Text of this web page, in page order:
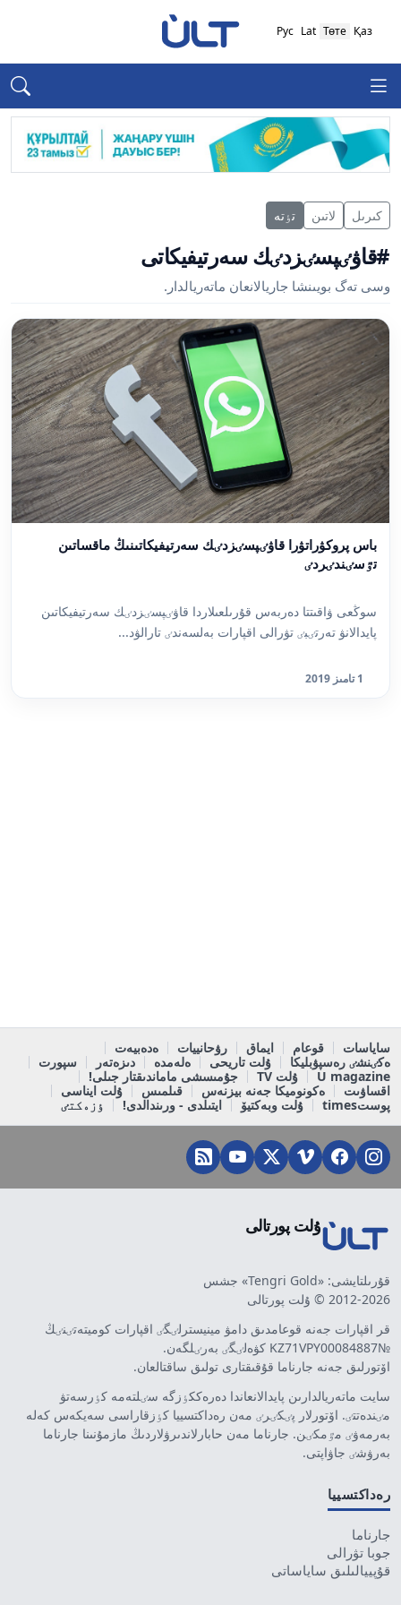
Қаз
Төте
Lat
Рус
كىرىل لاتىن تٶتە
#قاۋٸپسٸزدٸك سەرتيفيكاتى
وسى تەگ بويىنشا جاريالانعان ماتەريالدار.
باس پروكۋراتۋرا قاۋٸپسٸزدٸك سەرتيفيكاتىنىڭ ماقساتىن
تٷسٸندٸردٸ
سوڭعى ۋاقىتتا دەربەس قۇرىلعىلاردا قاۋٸپسٸزدٸك سەرتيفيكاتىن
پايدالانۋ تەرتٸبٸ تۋرالى اقپارات بەلسەندٸ تارالۋد...
1 تامىز 2019
ساياسات قوعام ايماق رۋحانييات
ەدەبيەت
ەكٸنشٸ رەسپۋبليكا
ۇلت تاريحى ەلەمدە دىزەتەر
سپورت
U magazine
ۇلت TV
جۇمىسشى ماماندىقتار جىلى!
اقساۋىت
ەكونوميكا جەنە بيزنەس قىلمىس
ۇلت ايناسى
پوستtimes
ۇلت وبەكتيۆ ايتىلدى - ورىندالدى! ٶزەكتٸ
ۇلت پورتالى
قۇرىلتايشى: «Tengri Gold» جشس
2012-2026 © ۇلت پورتالى
قر اقپارات جەنە قوعامدىق دامۋ مينيسترلٸگٸ اقپارات كوميتەتٸنٸڭ
№KZ71VPY00084887 كۋەلٸگٸ بەرٸلگەن.
اۆتورلىق جەنە جارناما قۇقىقتارى تولىق ساقتالعان.
سايت ماتەريالدارىن پايدالانعاندا دەرەككٶزگە سٸلتەمە كٶرسەتۋ
مٸندەتتٸ. اۆتورلار پٸكٸرٸ مەن رەداكتسييا كٶزقاراسى سەيكەس كەلە
بەرمەۋٸ مٷمكٸن. جارناما مەن حابارلاندىرۋلاردىڭ مازمۇنىنا جارناما
بەرۋشٸ جاۋاپتى.
رەداكتسييا
جارناما
جوبا تۋرالى
قۇپييالىلىق ساياساتى